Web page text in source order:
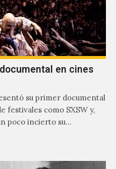
en cines
su primer documental
festivales como SXSW y,
poco incierto su…